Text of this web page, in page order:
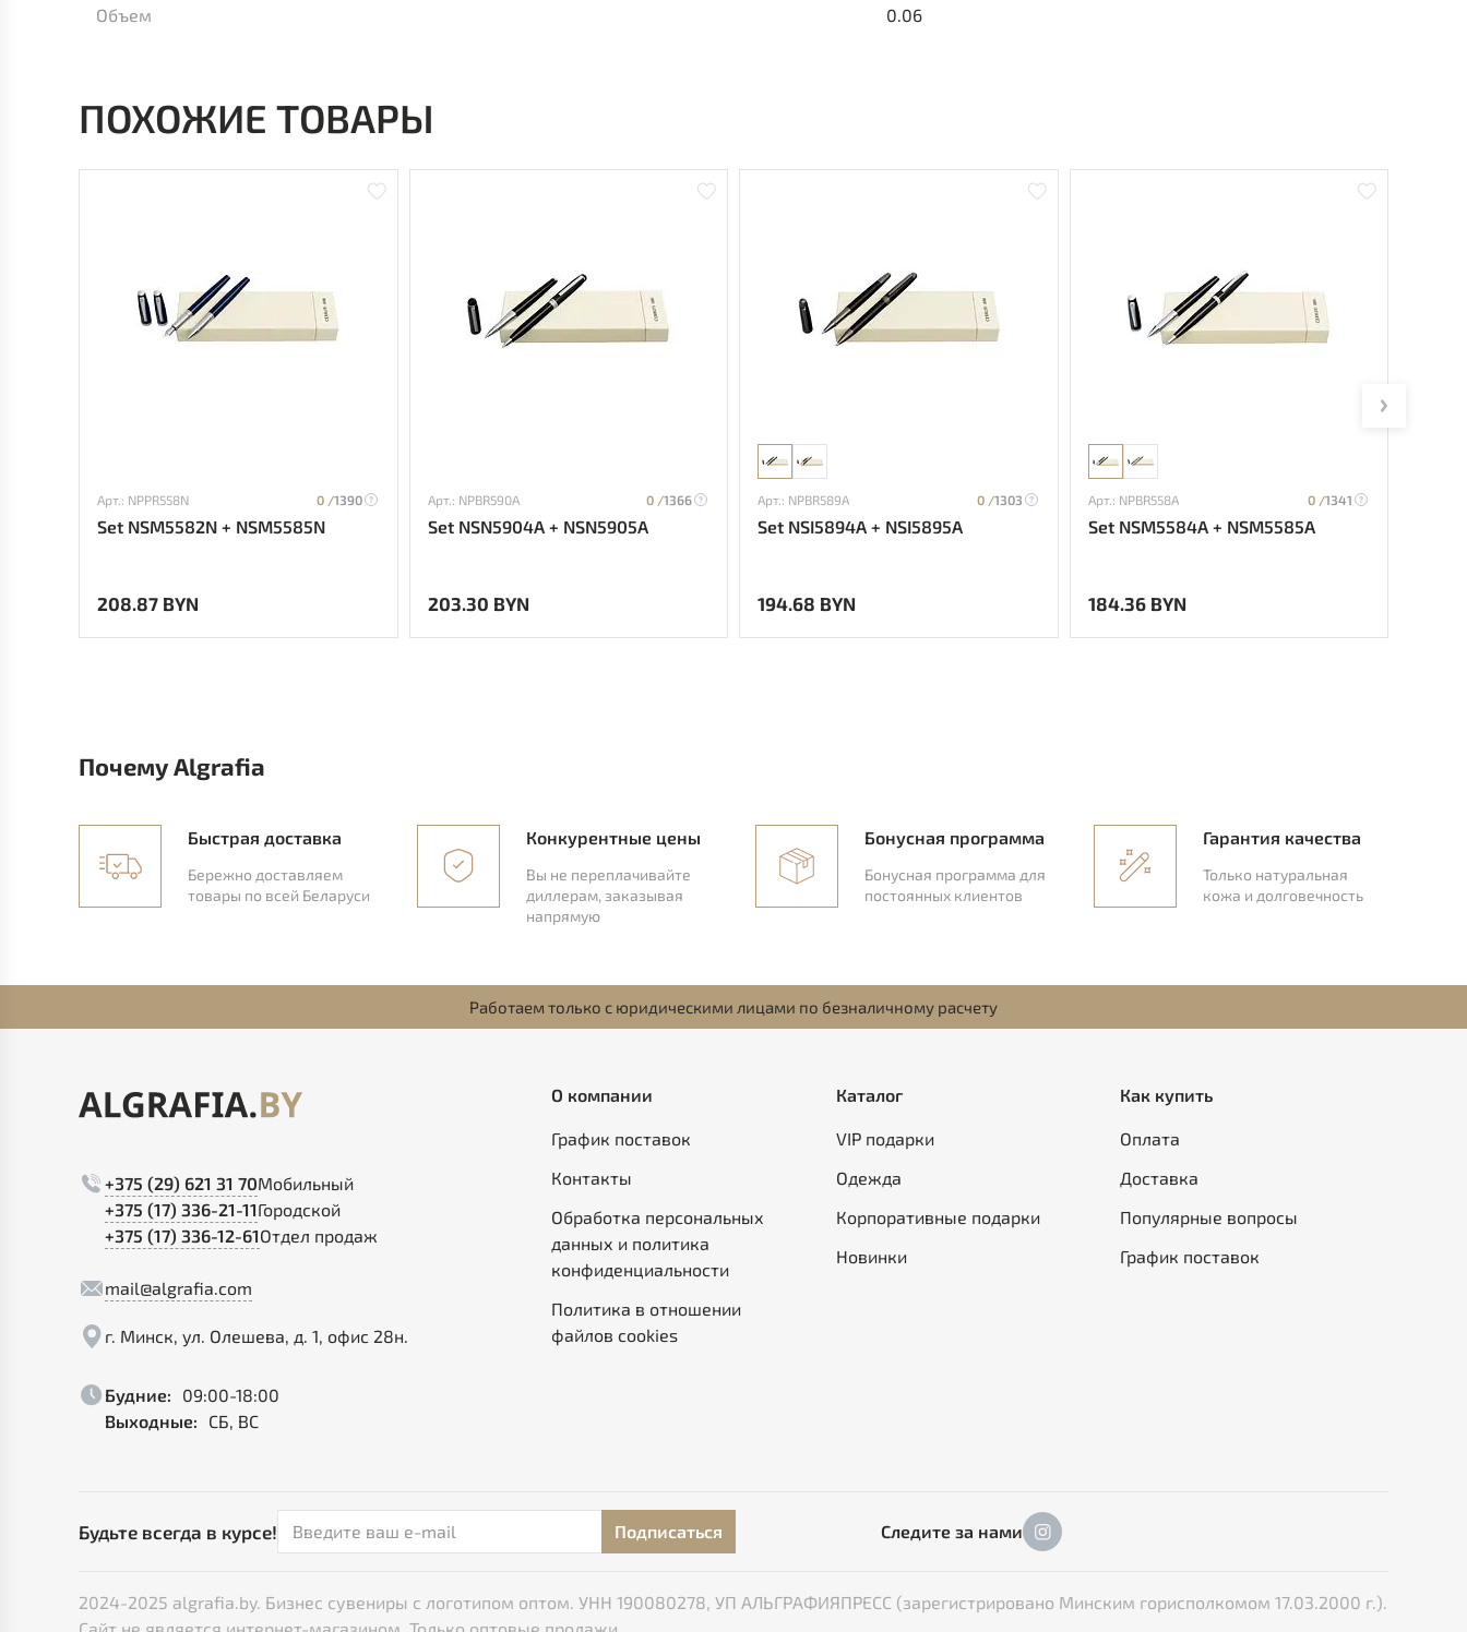
Объем
0.06
ПОХОЖИЕ ТОВАРЫ
Арт.: NPPR558N 0 /1390
Set NSM5582N + NSM5585N
208.87 BYN
Арт.: NPBR590A 0 /1366
Set NSN5904A + NSN5905A
203.30 BYN
Арт.: NPBR589A 0 /1303
Set NSI5894A + NSI5895A
194.68 BYN
Арт.: NPBR558A 0 /1341
Set NSM5584A + NSM5585A
184.36 BYN
Почему Algrafia
Быстрая доставка
Бережно доставляем
товары по всей Беларуси
Конкурентные цены
Вы не переплачивайте
диллерам, заказывая
напрямую
Бонусная программа
Бонусная программа для
постоянных клиентов
Гарантия качества
Только натуральная
кожа и долговечность
Работаем только с юридическими лицами по безналичному расчету
+375 (29) 621 31 70Мобильный
+375 (17) 336-21-11Городской
+375 (17) 336-12-61Отдел продаж
mail@algrafia.com
г. Минск, ул. Олешева, д. 1, офис 28н.
Будние:
09:00-18:00
Выходные:
СБ, ВС
О компании
График поставок
Контакты
Обработка персональных
данных и политика
конфиденциальности
Политика в отношении
файлов cookies
Каталог
VIP подарки
Одежда
Корпоративные подарки
Новинки
Как купить
Оплата
Доставка
Популярные вопросы
График поставок
Будьте всегда в курсе! Подписаться Следите за нами
2024-2025 algrafia.by. Бизнес сувениры с логотипом оптом. УНН 190080278, УП АЛЬГРАФИЯПРЕСС (зарегистрировано Минским горисполкомом 17.03.2000 г.).